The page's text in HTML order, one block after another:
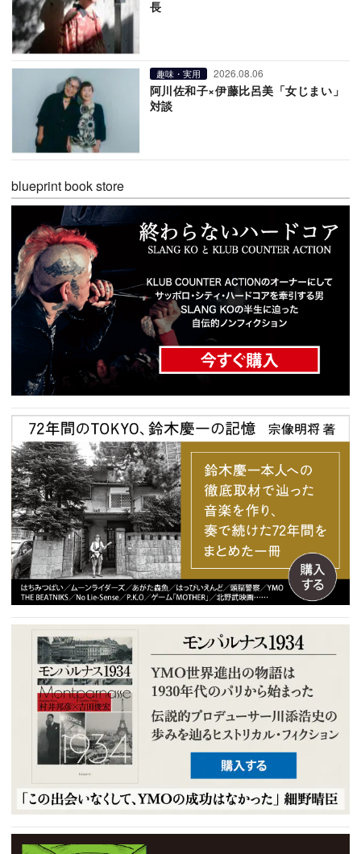
長
趣味・実用 2026.08.06
阿川佐和子×伊藤比呂美「女じまい」
対談
blueprint book store